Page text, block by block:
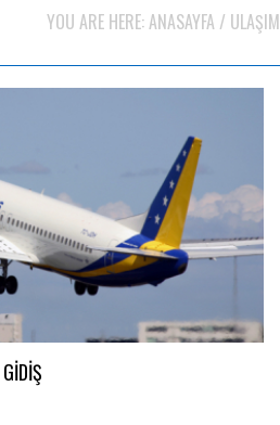
YOU ARE HERE:ANASAYFA / ULAŞIM